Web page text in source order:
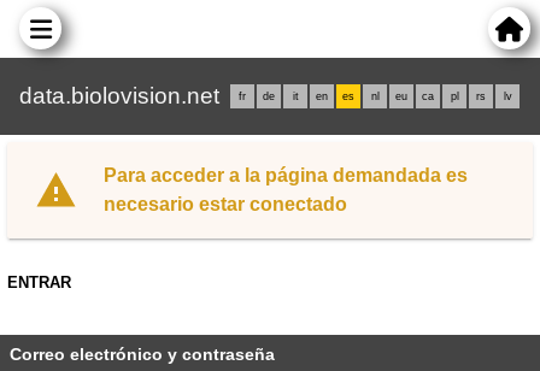
data.biolovision.net fr de it en es nl eu ca pl rs lv
Para acceder a la página demandada es
necesario estar conectado
ENTRAR
Correo electrónico y contraseña